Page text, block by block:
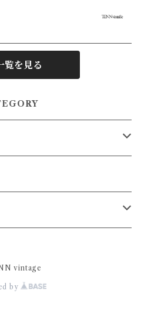
覧を見る
vintage
by